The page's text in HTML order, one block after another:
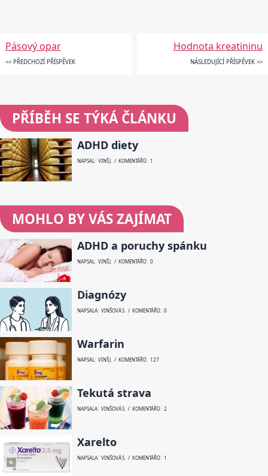
Pásový opar
<< PŘEDCHOZÍ PŘÍSPĚVEK
Hodnota kreatininu
NÁSLEDUJÍCÍ PŘÍSPĚVEK >>
PŘÍBĚH SE TÝKÁ ČLÁNKU
ADHD diety
NAPSAL: VINŠ J. / KOMENTÁŘŮ: 1
MOHLO BY VÁS ZAJÍMAT
ADHD a poruchy spánku
NAPSAL: VINŠ J. / KOMENTÁŘŮ: 0
Diagnózy
NAPSALA: VINŠOVÁ S. / KOMENTÁŘŮ: 0
Warfarin
NAPSAL: VINŠ J. / KOMENTÁŘŮ: 127
Tekutá strava
NAPSALA: VINŠOVÁ S. / KOMENTÁŘŮ: 2
Xarelto
NAPSALA: VINŠOVÁ S. / KOMENTÁŘŮ: 1